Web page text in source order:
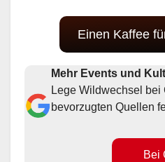
Einen Kaffee
Mehr Events und
Lege Wildwechsel
bevorzugten Quellen
Bei